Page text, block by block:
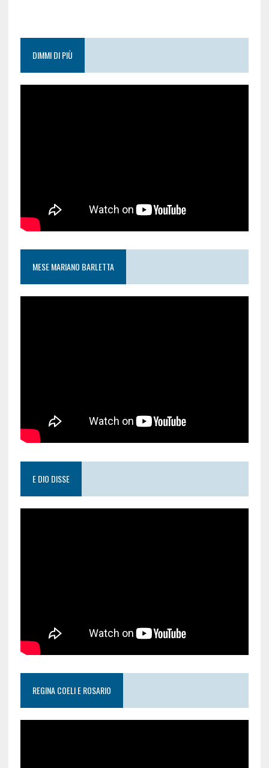
DIMMI DI PIÙ
MESE MARIANO BARLETTA
E DIO DISSE
REGINA COELI E ROSARIO